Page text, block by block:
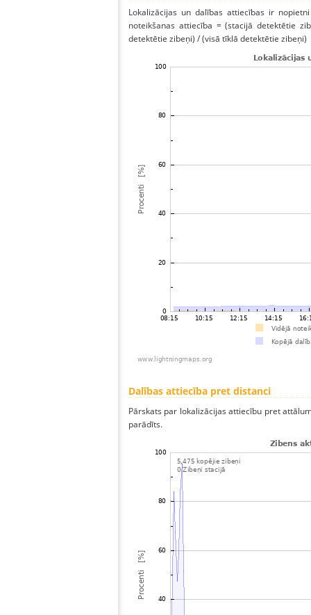
Lokalizācijas un dalības attiecības ir
noteikšanas attiecība = (stacijā detektētie
detektētie zibeņi) / (visā tīklā detektētie zibeņi)
Dalības attiecība pret distanci
Pārskats par lokalizācijas attiecību pret
parādīts.